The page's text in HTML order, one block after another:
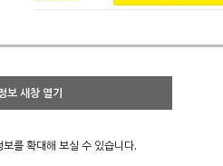
보 새창 열기
보를 확대해 보실 수 있습니다.